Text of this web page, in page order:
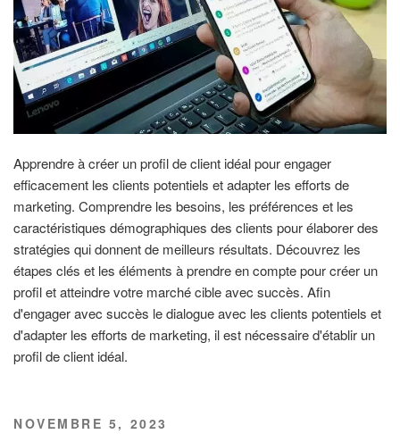
Apprendre à créer un profil de client idéal pour engager
efficacement les clients potentiels et adapter les efforts de
marketing. Comprendre les besoins, les préférences et les
caractéristiques démographiques des clients pour élaborer des
stratégies qui donnent de meilleurs résultats. Découvrez les
étapes clés et les éléments à prendre en compte pour créer un
profil et atteindre votre marché cible avec succès. Afin
d'engager avec succès le dialogue avec les clients potentiels et
d'adapter les efforts de marketing, il est nécessaire d'établir un
profil de client idéal.
PUBLIÉ
NOVEMBRE 5, 2023